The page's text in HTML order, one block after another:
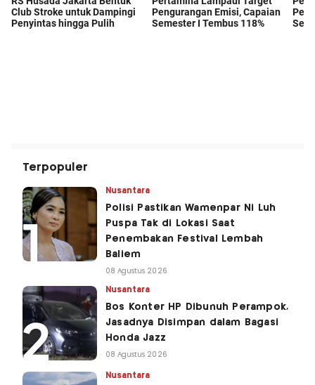
Terpopuler
Nusantara
Polisi Pastikan Wamenpar Ni Luh
Puspa Tak di Lokasi Saat
Penembakan Festival Lembah
Baliem
08 Agustus 2026
Nusantara
Bos Konter HP Dibunuh Perampok,
Jasadnya Disimpan dalam Bagasi
Honda Jazz
08 Agustus 2026
Nusantara